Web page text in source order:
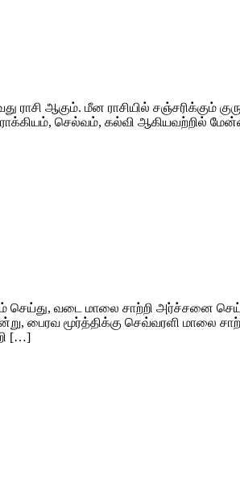
ராசி ஆகும். மீன ராசியில் சஞ்சரிக்கும்
செல்வம், கல்வி ஆகியவற்றில்
செய்து, வடை மாலை சாற்றி அர்ச்சனை
பைரவ மூர்த்திக்கு செவ்வரளி மாலை
[…]